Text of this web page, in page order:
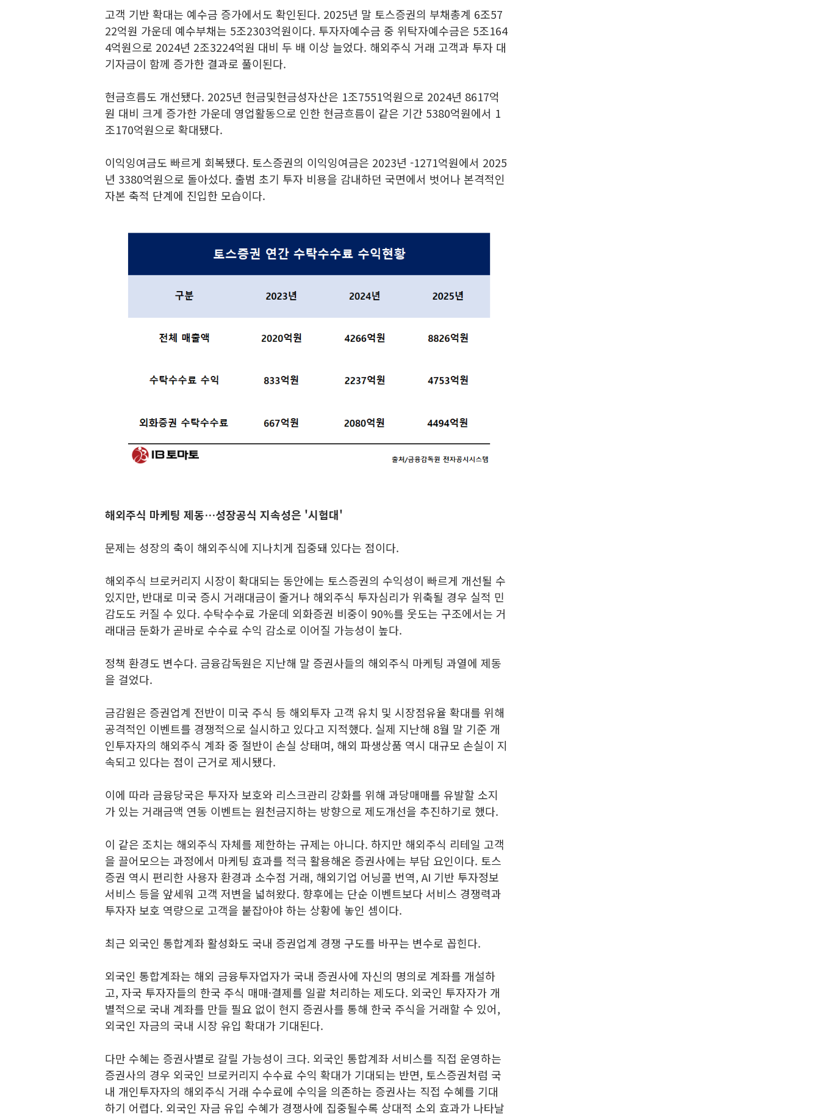
고객 기반 확대는 예수금 증가에서도 확인된다. 2025년 말 토스증권의 부채총계 6조57
22억원 가운데 예수부채는 5조2303억원이다. 투자자예수금 중 위탁자예수금은 5조164
4억원으로 2024년 2조3224억원 대비 두 배 이상 늘었다. 해외주식 거래 고객과 투자 대
기자금이 함께 증가한 결과로 풀이된다.
현금흐름도 개선됐다. 2025년 현금및현금성자산은 1조7551억원으로 2024년 8617억
원 대비 크게 증가한 가운데 영업활동으로 인한 현금흐름이 같은 기간 5380억원에서 1
조170억원으로 확대됐다.
이익잉여금도 빠르게 회복됐다. 토스증권의 이익잉여금은 2023년 -1271억원에서 2025
년 3380억원으로 돌아섰다. 출범 초기 투자 비용을 감내하던 국면에서 벗어나 본격적인
자본 축적 단계에 진입한 모습이다.
해외주식 마케팅 제동…성장공식 지속성은 '시험대'
문제는 성장의 축이 해외주식에 지나치게 집중돼 있다는 점이다.
해외주식 브로커리지 시장이 확대되는 동안에는 토스증권의 수익성이 빠르게 개선될 수
있지만, 반대로 미국 증시 거래대금이 줄거나 해외주식 투자심리가 위축될 경우 실적 민
감도도 커질 수 있다. 수탁수수료 가운데 외화증권 비중이 90%를 웃도는 구조에서는 거
래대금 둔화가 곧바로 수수료 수익 감소로 이어질 가능성이 높다.
정책 환경도 변수다. 금융감독원은 지난해 말 증권사들의 해외주식 마케팅 과열에 제동
을 걸었다.
금감원은 증권업계 전반이 미국 주식 등 해외투자 고객 유치 및 시장점유율 확대를 위해
공격적인 이벤트를 경쟁적으로 실시하고 있다고 지적했다. 실제 지난해 8월 말 기준 개
인투자자의 해외주식 계좌 중 절반이 손실 상태며, 해외 파생상품 역시 대규모 손실이 지
속되고 있다는 점이 근거로 제시됐다.
이에 따라 금융당국은 투자자 보호와 리스크관리 강화를 위해 과당매매를 유발할 소지
가 있는 거래금액 연동 이벤트는 원천금지하는 방향으로 제도개선을 추진하기로 했다.
이 같은 조치는 해외주식 자체를 제한하는 규제는 아니다. 하지만 해외주식 리테일 고객
을 끌어모으는 과정에서 마케팅 효과를 적극 활용해온 증권사에는 부담 요인이다. 토스
증권 역시 편리한 사용자 환경과 소수점 거래, 해외기업 어닝콜 번역, AI 기반 투자정보
서비스 등을 앞세워 고객 저변을 넓혀왔다. 향후에는 단순 이벤트보다 서비스 경쟁력과
투자자 보호 역량으로 고객을 붙잡아야 하는 상황에 놓인 셈이다.
최근 외국인 통합계좌 활성화도 국내 증권업계 경쟁 구도를 바꾸는 변수로 꼽힌다.
외국인 통합계좌는 해외 금융투자업자가 국내 증권사에 자신의 명의로 계좌를 개설하
고, 자국 투자자들의 한국 주식 매매·결제를 일괄 처리하는 제도다. 외국인 투자자가 개
별적으로 국내 계좌를 만들 필요 없이 현지 증권사를 통해 한국 주식을 거래할 수 있어,
외국인 자금의 국내 시장 유입 확대가 기대된다.
다만 수혜는 증권사별로 갈릴 가능성이 크다. 외국인 통합계좌 서비스를 직접 운영하는
증권사의 경우 외국인 브로커리지 수수료 수익 확대가 기대되는 반면, 토스증권처럼 국
내 개인투자자의 해외주식 거래 수수료에 수익을 의존하는 증권사는 직접 수혜를 기대
하기 어렵다. 외국인 자금 유입 수혜가 경쟁사에 집중될수록 상대적 소외 효과가 나타날